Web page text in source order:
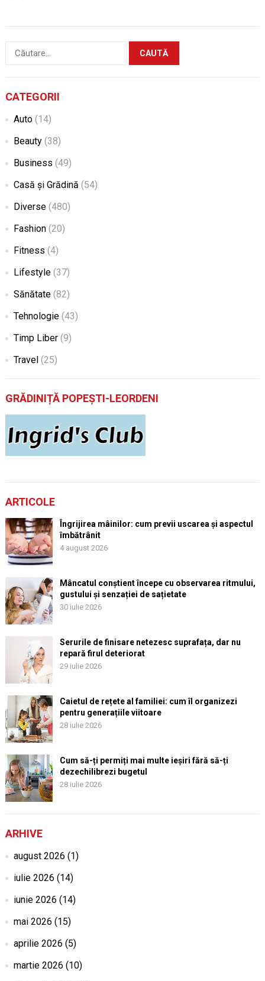
Caută
CATEGORII
Auto(14)
Beauty(38)
Business (49)
Casă și Grădină (54)
Diverse(480)
Fashion(20)
Fitness (4)
Lifestyle(37)
Sănătate(82)
Tehnologie(43)
Timp Liber(9)
Travel (25)
GRĂDINIȚĂ POPEȘTI-LEORDENI
ARTICOLE
Îngrijirea mâinilor: cum previi uscarea și aspectul
îmbătrânit
4 august 2026
Mâncatul conștient începe cu observarea ritmului,
gustului și senzației de sațietate
30 iulie 2026
Serurile de finisare netezesc suprafața, dar nu
repară firul deteriorat
29 iulie 2026
Caietul de rețete al familiei: cum îl organizezi
pentru generațiile viitoare
28 iulie 2026
Cum să-ți permiți mai multe ieșiri fără să-ți
dezechilibrezi bugetul
28 iulie 2026
ARHIVE
august 2026 (1)
iulie 2026 (14)
iunie 2026 (14)
mai 2026 (15)
aprilie 2026 (5)
martie 2026 (10)